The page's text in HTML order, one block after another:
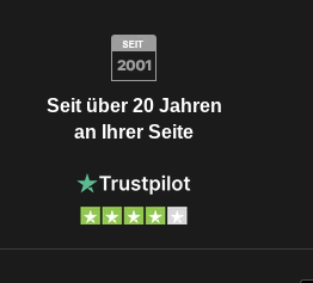
Seit über 20 Jahren
an Ihrer Seite